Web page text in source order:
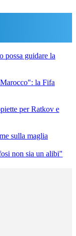
possa guidare la
la Fifa
per Ratkov e
sulla maglia
non sia un alibi"